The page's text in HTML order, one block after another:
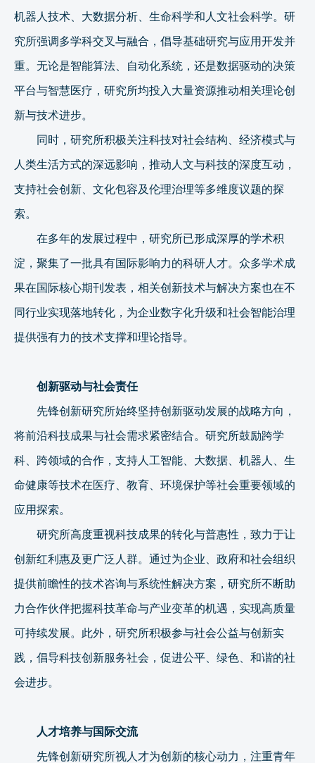
机器人技术、大数据分析、生命科学和人文社会科学。研
究所强调多学科交叉与融合，倡导基础研究与应用开发并
重。无论是智能算法、自动化系统，还是数据驱动的决策
平台与智慧医疗，研究所均投入大量资源推动相关理论创
新与技术进步。
同时，研究所积极关注科技对社会结构、经济模式与
人类生活方式的深远影响，推动人文与科技的深度互动，
支持社会创新、文化包容及伦理治理等多维度议题的探
索。
在多年的发展过程中，研究所已形成深厚的学术积
淀，聚集了一批具有国际影响力的科研人才。众多学术成
果在国际核心期刊发表，相关创新技术与解决方案也在不
同行业实现落地转化，为企业数字化升级和社会智能治理
提供强有力的技术支撑和理论指导。
创新驱动与社会责任
先锋创新研究所始终坚持创新驱动发展的战略方向，
将前沿科技成果与社会需求紧密结合。研究所鼓励跨学
科、跨领域的合作，支持人工智能、大数据、机器人、生
命健康等技术在医疗、教育、环境保护等社会重要领域的
应用探索。
研究所高度重视科技成果的转化与普惠性，致力于让
创新红利惠及更广泛人群。通过为企业、政府和社会组织
提供前瞻性的技术咨询与系统性解决方案，研究所不断助
力合作伙伴把握科技革命与产业变革的机遇，实现高质量
可持续发展。此外，研究所积极参与社会公益与创新实
践，倡导科技创新服务社会，促进公平、绿色、和谐的社
会进步。
人才培养与国际交流
先锋创新研究所视人才为创新的核心动力，注重青年